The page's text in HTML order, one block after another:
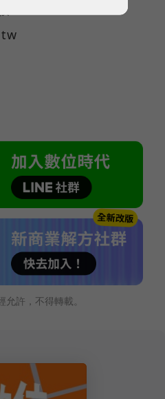
許，不得轉載。